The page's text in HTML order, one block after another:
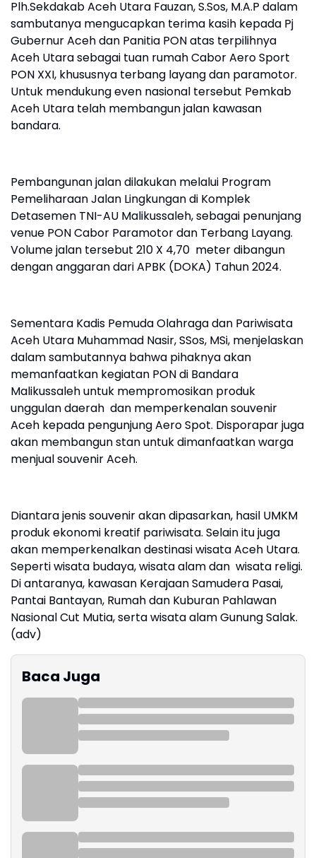
Plh.Sekdakab Aceh Utara Fauzan, S.Sos, M.A.P dalam
sambutanya mengucapkan terima kasih kepada Pj
Gubernur Aceh dan Panitia PON atas terpilihnya
Aceh Utara sebagai tuan rumah Cabor Aero Sport
PON XXI, khususnya terbang layang dan paramotor.
Untuk mendukung even nasional tersebut Pemkab
Aceh Utara telah membangun jalan kawasan
bandara.
Pembangunan jalan dilakukan melalui Program
Pemeliharaan Jalan Lingkungan di Komplek
Detasemen TNI-AU Malikussaleh, sebagai penunjang
venue PON Cabor Paramotor dan Terbang Layang.
Volume jalan tersebut 210 X 4,70 meter dibangun
dengan anggaran dari APBK (DOKA) Tahun 2024.
Sementara Kadis Pemuda Olahraga dan Pariwisata
Aceh Utara Muhammad Nasir, SSos, MSi, menjelaskan
dalam sambutannya bahwa pihaknya akan
memanfaatkan kegiatan PON di Bandara
Malikussaleh untuk mempromosikan produk
unggulan daerah dan memperkenalan souvenir
Aceh kepada pengunjung Aero Spot. Disporapar juga
akan membangun stan untuk dimanfaatkan warga
menjual souvenir Aceh.
Diantara jenis souvenir akan dipasarkan, hasil UMKM
produk ekonomi kreatif pariwisata. Selain itu juga
akan memperkenalkan destinasi wisata Aceh Utara.
Seperti wisata budaya, wisata alam dan wisata religi.
Di antaranya, kawasan Kerajaan Samudera Pasai,
Pantai Bantayan, Rumah dan Kuburan Pahlawan
Nasional Cut Mutia, serta wisata alam Gunung Salak.
(adv)
Baca Juga